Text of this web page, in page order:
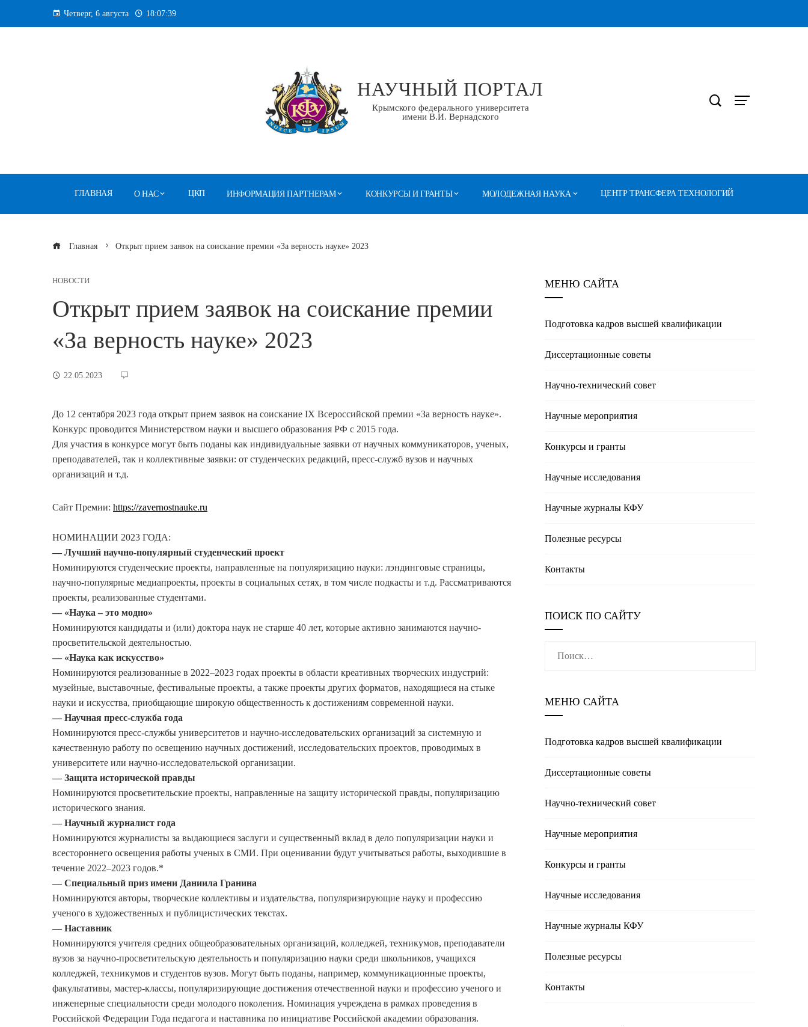
Четверг, 6 августа 18:07:40
НАУЧНЫЙ ПОРТАЛ
Крымского федерального университета
имени В.И. Вернадского
ГЛАВНАЯ О НАС ЦКП ИНФОРМАЦИЯ ПАРТНЕРАМ КОНКУРСЫ И ГРАНТЫ МОЛОДЕЖНАЯ НАУКА ЦЕНТР ТРАНСФЕРА ТЕХНОЛОГИЙ
Главная Открыт прием заявок на соискание премии «За верность науке» 2023
НОВОСТИ
Открыт прием заявок на соискание премии
«За верность науке» 2023
22.05.2023
До 12 сентября 2023 года открыт прием заявок на соискание IX Всероссийской премии «За верность науке».
Конкурс проводится Министерством науки и высшего образования РФ с 2015 года.
Для участия в конкурсе могут быть поданы как индивидуальные заявки от научных коммуникаторов, ученых,
преподавателей, так и коллективные заявки: от студенческих редакций, пресс-служб вузов и научных
организаций и т.д.
Сайт Премии: https://zavernostnauke.ru
НОМИНАЦИИ 2023 ГОДА:
— Лучший научно-популярный студенческий проект
Номинируются студенческие проекты, направленные на популяризацию науки: лэндинговые страницы,
научно-популярные медиапроекты, проекты в социальных сетях, в том числе подкасты и т.д. Рассматриваются
проекты, реализованные студентами.
— «Наука – это модно»
Номинируются кандидаты и (или) доктора наук не старше 40 лет, которые активно занимаются научно-
просветительской деятельностью.
— «Наука как искусство»
Номинируются реализованные в 2022–2023 годах проекты в области креативных творческих индустрий:
музейные, выставочные, фестивальные проекты, а также проекты других форматов, находящиеся на стыке
науки и искусства, приобщающие широкую общественность к достижениям современной науки.
— Научная пресс-служба года
Номинируются пресс-службы университетов и научно-исследовательских организаций за системную и
качественную работу по освещению научных достижений, исследовательских проектов, проводимых в
университете или научно-исследовательской организации.
— Защита исторической правды
Номинируются просветительские проекты, направленные на защиту исторической правды, популяризацию
исторического знания.
— Научный журналист года
Номинируются журналисты за выдающиеся заслуги и существенный вклад в дело популяризации науки и
всестороннего освещения работы ученых в СМИ. При оценивании будут учитываться работы, выходившие в
течение 2022–2023 годов.*
— Специальный приз имени Даниила Гранина
Номинируются авторы, творческие коллективы и издательства, популяризирующие науку и профессию
ученого в художественных и публицистических текстах.
— Наставник
Номинируются учителя средних общеобразовательных организаций, колледжей, техникумов, преподаватели
вузов за научно-просветительскую деятельность и популяризацию науки среди школьников, учащихся
колледжей, техникумов и студентов вузов. Могут быть поданы, например, коммуникационные проекты,
факультативы, мастер-классы, популяризирующие достижения отечественной науки и профессию ученого и
инженерные специальности среди молодого поколения. Номинация учреждена в рамках проведения в
Российской Федерации Года педагога и наставника по инициативе Российской академии образования.
МЕНЮ САЙТА
Подготовка кадров высшей квалификации
Диссертационные советы
Научно-технический совет
Научные мероприятия
Конкурсы и гранты
Научные исследования
Научные журналы КФУ
Полезные реcурсы
Контакты
ПОИСК ПО САЙТУ
МЕНЮ САЙТА
Подготовка кадров высшей квалификации
Диссертационные советы
Научно-технический совет
Научные мероприятия
Конкурсы и гранты
Научные исследования
Научные журналы КФУ
Полезные реcурсы
Контакты